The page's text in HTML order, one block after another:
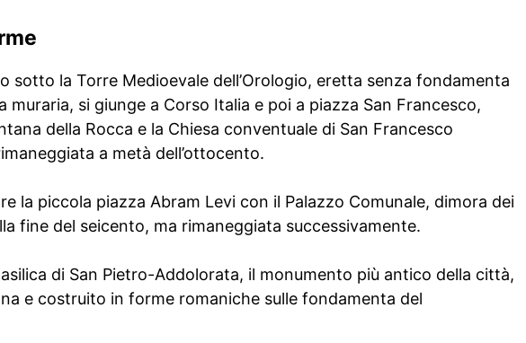
sotto la Torre Medioevale dell’Orologio, eretta senza fondamenta
muraria, si giunge a Corso Italia e poi a piazza San Francesco,
della Rocca e la Chiesa conventuale di San Francesco
a metà dell’ottocento.
la piccola piazza Abram Levi con il Palazzo Comunale, dimora dei
fine del seicento, ma rimaneggiata successivamente.
di San Pietro-Addolorata, il monumento più antico della città,
e costruito in forme romaniche sulle fondamenta del